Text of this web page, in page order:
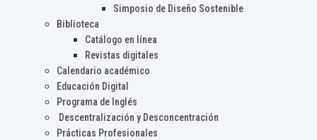
Simposio de Diseño Sostenible
Biblioteca
Catálogo en línea
Revistas digitales
Calendario académico
Educación Digital
Programa de Inglés
Descentralización y Desconcentración
Prácticas Profesionales